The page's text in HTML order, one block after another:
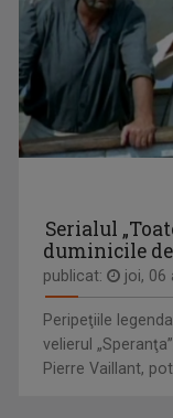
DRAG DE
Serialul
duminicile
publicat: joi, 06
Peripeţiile
velierul
Pierre Vaillant,